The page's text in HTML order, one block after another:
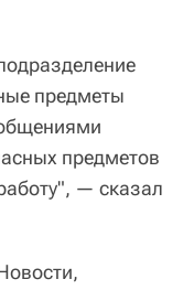
предметы
предметов
— сказал